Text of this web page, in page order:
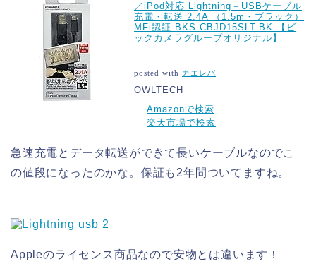
／iPod対応 Lightning－USBケーブル
充電・転送 2.4A （1.5m・ブラック）
MFi認証 BKS-CBJD15SLT-BK 【ビ
ックカメラグループオリジナル】
posted with カエレバ
OWLTECH
Amazonで検索
楽天市場で検索
急速充電とデータ転送ができて長いケーブルなのでこ
の値段になったのかな。保証も2年間ついてますね。
Appleのライセンス商品なので安物とは違います！